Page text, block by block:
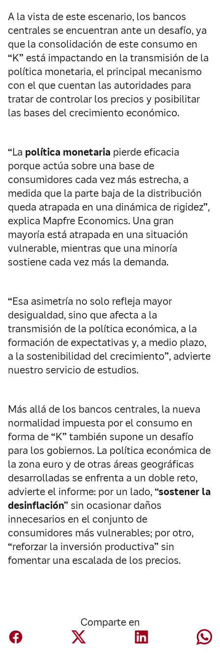
A la vista de este escenario, los bancos
centrales se encuentran ante un desafío, ya
que la consolidación de este consumo en
“K” está impactando en la transmisión de la
política monetaria, el principal mecanismo
con el que cuentan las autoridades para
tratar de controlar los precios y posibilitar
las bases del crecimiento económico.
“La política monetaria pierde eficacia
porque actúa sobre una base de
consumidores cada vez más estrecha, a
medida que la parte baja de la distribución
queda atrapada en una dinámica de rigidez”,
explica Mapfre Economics. Una gran
mayoría está atrapada en una situación
vulnerable, mientras que una minoría
sostiene cada vez más la demanda.
“Esa asimetría no solo refleja mayor
desigualdad, sino que afecta a la
transmisión de la política económica, a la
formación de expectativas y, a medio plazo,
a la sostenibilidad del crecimiento”, advierte
nuestro servicio de estudios.
Más allá de los bancos centrales, la nueva
normalidad impuesta por el consumo en
forma de“K” también supone un desafío
para los gobiernos. La política económica de
la zona euro y de otras áreas geográficas
desarrolladas se enfrenta a un doble reto,
advierte el informe: por un lado,“sostener la
desinflación” sin ocasionar daños
innecesarios en el conjunto de
consumidores más vulnerables; por otro,
“reforzar la inversión productiva” sin
fomentar una escalada de los precios.
Comparte en